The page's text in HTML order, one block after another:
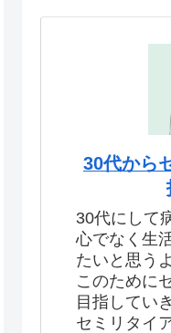
30代から
30代にして
心でなく生
たいと思う
このために
目指してい
セミリタイ